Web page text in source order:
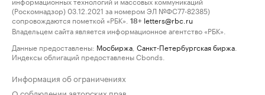
(Роскомнадзор) 03.12.2021 за номером ЭЛ №ФС77-82385)
сопровождаются пометкой «РБК».
18+ letters@rbc.ru
Владельцем сайта является информационное агентство «РБК».
Данные предоставлены: Мосбиржа Санкт-Петербургская биржа
Индексы облигаций предоставлены Cbonds.
Информация об ограничениях
О соблюдении авторских прав